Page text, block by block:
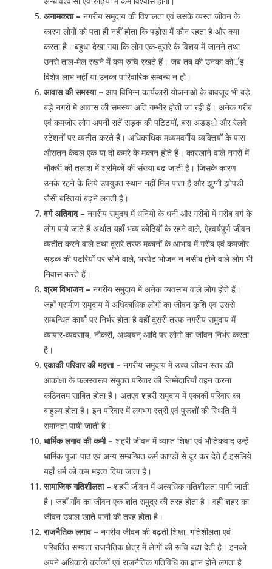
अनामकता – नगरीय समुदाय की विशालता एवं उसके व्यस्त जीवन के
कारण लोगों को पता ही नहीं होता कि पड़ोस में कौन रहता है और क्या
करता है। बहुधा देखा गया कि लोग एक-दूसरे के विशय में जानने तथा
उनसे ताल-मेल रखने में कम रुचि रखते हैं। जब तब की उनका कोर्इ
विशेष लाभ नहीं या उनका पारिवारिक सम्बन्ध न हो।
आवास की समस्या – आप विभिन्न कार्यकारी योजनाओं के बावजूद भी बड़े-
बड़े नगरों मे आवास की समस्या अति गम्भीर होती जा रही हैं। अनेक गरीब
एवं कमजोर लोग अपनी रातें सड़क की पटिटयों, बस अडड्े और रेलवे
स्टेशनों पर व्यतीत करते हैं। अधिकाधिक मध्यमवर्गीय व्यक्तियों के पास
औसतन केवल एक या दो कमरे के मकान होते हैं। कारखाने वाले नगरों में
नौकरी की तलाश में श्रमिकों की संख्या बढ़ जाती है। जिसके कारण
उनके रहने के लिये उपयुक्त स्थान नहीं मिल पाता है और झुग्गी झोपडी
जैसी बस्तियां बढ़ने लगती हैं।
वर्ग अतिवाद – नगरीय समुदय में धनियों के धनी और गरीबों में गरीब वर्ग के
लोग पाये जाते हैं अर्थात यहाँ भव्य कोठियों के रहने वाले, ऐश्वर्यपूर्ण जीवन
व्यतीत करने वाले तथा दूसरे तरफ मकानों के आभाव में गरीब एवं कमजोर
सड़क की पटरियों पर सोने वाले, भरपेट भोजन न नसीब होने वाले लोग भी
निवास करते हैं।
श्रम विभाजन – नगरीय समुदाय में अनेक व्यवसाय वाले लोग होते हैं।
जहाँ ग्रामीण समुदाय में अधिकाधिक लोगों का जीवन कृशि एव उससे
सम्बन्धित कार्यो पर निर्भर होता है वहीं दूसरी तरफ नगरीय समुदाय में
व्यापार-व्यवसाय, नौकरी, अध्ययन् आदि पर लोगो का जीवन निर्भर करता
है।
एकाकी परिवार की महत्ता – नगरीय समुदाय में उच्च जीवन स्तर की
आकांक्षा के फलस्वरूप संयुक्त परिवार की जिम्मेदारियाँ वहन करना
कठिनतम साबित होता है। अतएव शहरी समुदाय में एकाकी परिवार का
बाहुल्य होता है। इन परिवार में लगभग स्त्री एवं पुरूशों की स्थिति में
समानता पायी जाती है।
धार्मिक लगाव की कमी – शहरी जीवन में व्याप्त शिक्षा एवं भौतिकवाद उन्हें
धार्मिक पूजा-पाठ एवं अन्य सम्बन्धित कर्म काण्डों से दूर कर देते हैं इसलिये
यहाँ धर्म को कम महत्व दिया जाता है।
सामाजिक गतिशीलता – शहरी जीवन में अत्यधिक गतिशीलता पायी जाती
है। जहाँ गाँव का जीवन एक शांत समुद्र की तरह होता है। वहीं शहर का
जीवन उबाल खाते पानी की तरह होता है।
राजनैतिक लगाव – नगरीय जीवन की बढ़ती शिक्षा, गतिशीलता एवं
परिवर्तित सभ्यता राजनैतिक क्षेत्र में लेागों की रूचि बढ़ा देती है। इनको
अपने अधिकारों कर्तव्यों एवं राजनैतिक गतिविधि का ज्ञान होने लगता है